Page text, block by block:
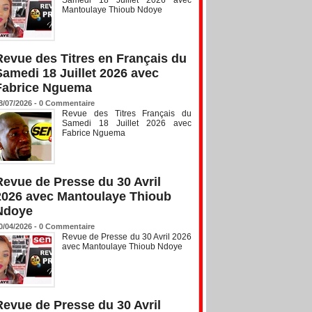
Mantoulaye Thioub Ndoye
des Titres en Français du
18 Juillet 2026 avec
Nguema
07/2026 - 0 Commentaire
Revue des Titres Français du
Samedi 18 Juillet 2026 avec
Fabrice Nguema
de Presse du 30 Avril
avec Mantoulaye Thioub
04/2026 - 0 Commentaire
Revue de Presse du 30 Avril 2026
avec Mantoulaye Thioub Ndoye
de Presse du 30 Avril